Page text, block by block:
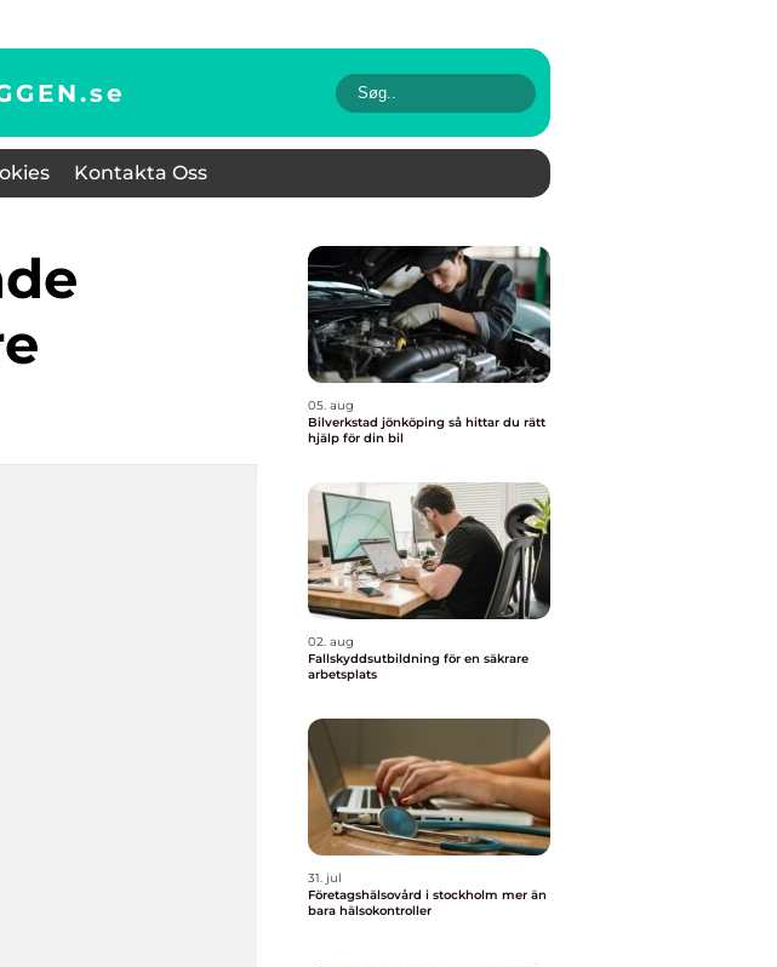
se
Kontakta Oss
05. aug
Bilverkstad jönköping så hittar du rätt
hjälp för din bil
02. aug
Fallskyddsutbildning för en säkrare
arbetsplats
31. jul
Företagshälsovård i stockholm mer än
bara hälsokontroller